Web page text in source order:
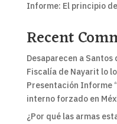
Informe: El principio
Recent
Desaparecen a
Fiscalía de Nayarit lo
Presentación Informe
interno forzado en
¿Por qué las armas